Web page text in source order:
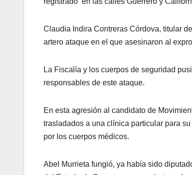
Claudia Indira Contreras Córdova, titular
artero ataque en el que asesinaron al
La Fiscalía y los cuerpos de seguridad
responsables de este ataque.
En esta agresión al candidato de
trasladados a una clínica particular para
por los cuerpos médicos.
Abel Murrieta fungió, ya había sido